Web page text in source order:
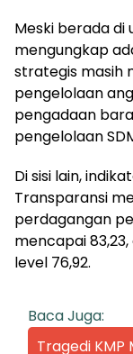
Meski berada di
mengungkap
strategis masih
pengelolaan
pengadaan
pengelolaan
Di sisi lain,
Transparansi
perdagangan
mencapai
level 76,92.
Baca Juga:
Tragedi KMP